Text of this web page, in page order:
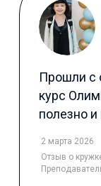
Прошли с
курс
полезно и
2 марта 2026
Отзыв о